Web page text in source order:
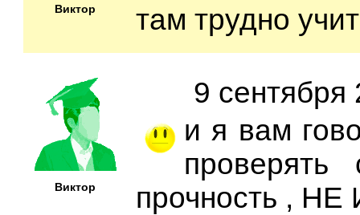
Виктор
там трудно
Виктор
9 сентября
и я вам
прочность ,